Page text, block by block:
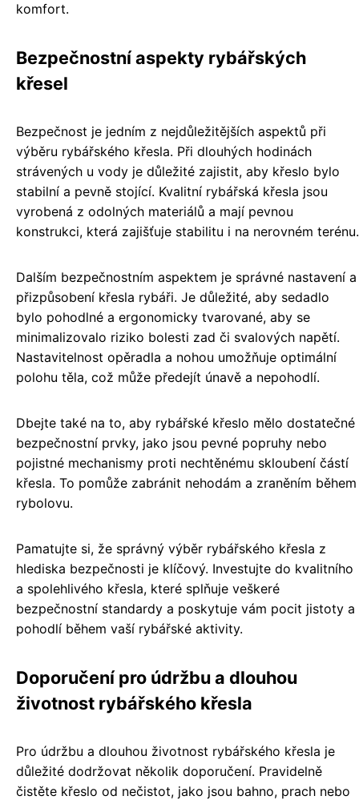
komfort.
Bezpečnostní aspekty rybářských
křesel
Bezpečnost je jedním z nejdůležitějších aspektů při
výběru rybářského křesla. Při dlouhých hodinách
strávených u vody je důležité zajistit, aby křeslo bylo
stabilní a pevně stojící. Kvalitní rybářská křesla jsou
vyrobená z odolných materiálů a mají pevnou
konstrukci, která zajišťuje stabilitu i na nerovném terénu.
Dalším bezpečnostním aspektem je správné nastavení a
přizpůsobení křesla rybáři. Je důležité, aby sedadlo
bylo pohodlné a ergonomicky tvarované, aby se
minimalizovalo riziko bolesti zad či svalových napětí.
Nastavitelnost opěradla a nohou umožňuje optimální
polohu těla, což může předejít únavě a nepohodlí.
Dbejte také na to, aby rybářské křeslo mělo dostatečné
bezpečnostní prvky, jako jsou pevné popruhy nebo
pojistné mechanismy proti nechtěnému skloubení částí
křesla. To pomůže zabránit nehodám a zraněním během
rybolovu.
Pamatujte si, že správný výběr rybářského křesla z
hlediska bezpečnosti je klíčový. Investujte do kvalitního
a spolehlivého křesla, které splňuje veškeré
bezpečnostní standardy a poskytuje vám pocit jistoty a
pohodlí během vaší rybářské aktivity.
Doporučení pro údržbu a dlouhou
životnost rybářského křesla
Pro údržbu a dlouhou životnost rybářského křesla je
důležité dodržovat několik doporučení. Pravidelně
čistěte křeslo od nečistot, jako jsou bahno, prach nebo